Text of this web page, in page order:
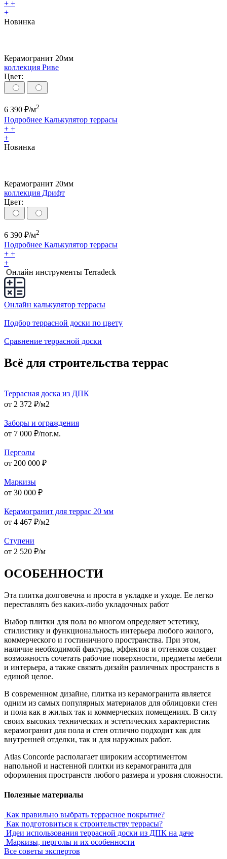
+ +
+
Новинка
Керамогранит 20мм
коллекция Риве
Цвет:
6 390 ₽/м2
Подробнее Калькулятор террасы
+ +
+
Новинка
Керамогранит 20мм
коллекция Дрифт
Цвет:
6 390 ₽/м2
Подробнее Калькулятор террасы
+ +
+
Онлайн инструменты Terradeck
Онлайн калькулятор террасы
Подбор террасной доски по цвету
Сравнение террасной доски
Всё для строительства террас
Террасная доска из ДПК
от 2 372 ₽/м2
Заборы и ограждения
от 7 000 ₽/пог.м.
Перголы
от 200 000 ₽
Маркизы
от 30 000 ₽
Керамогранит для террас 20 мм
от 4 467 ₽/м2
Ступени
от 2 520 ₽/м
ОСОБЕННОСТИ
Эта плитка долговечна и проста в укладке и уходе. Ее легко
переставлять без каких-либо укладочных работ
Выбор плитки для пола во многом определяет эстетику,
стилистику и функциональность интерьера любого жилого,
коммерческого и гостиничного пространства. При этом,
наличие необходимой фактуры, эффектов и оттенков создает
возможность сочетать рабочие поверхности, предметы мебели
и интерьера, а также связать дизайн различных пространств в
единой целое.
В современном дизайне, плитка из керамогранита является
одним из самых популярных материалов для облицовки стен
и пола как в жилых так и коммерческих помещениях. В силу
своих высоких технических и эстетических характеристик
керамогранит для пола и стен отлично подходит как для
внутренней отделки, так и для наружных работ.
Atlas Concorde располагает широким ассортиментом
напольной и настенной плитки из керамогранита для
оформления пространств любого размера и уровня сложности.
Полезные материалы
Как правильно выбрать террасное покрытие?
Как подготовиться к строительству террасы?
Идеи использования террасной доски из ДПК на даче
Маркизы, перголы и их особенности
Все советы экспертов